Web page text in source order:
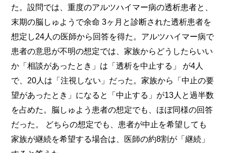
た。設問では、重度のアルツハイマー病の透析患者と、
末期の脳しゅようで余命 3ヶ月と診断された透析患者を
想定し24人の医師から回答を得た。アルツハイマー病で
患者の意思が不明の想定では、家族からどうしたらいい
か「相談があったとき」は「透析を中止する」 が4人
で、20人は「注視しない」だった。家族から「中止の要
望があったとき」になると「中止する」が13人と過半数
を占めた。脳しゅよう患者の想定でも、ほぼ同様の回答
だった。 どちらの想定でも、患者が中止を希望しても
家族が継続を希望する場合は、医師の約8割が「継続」